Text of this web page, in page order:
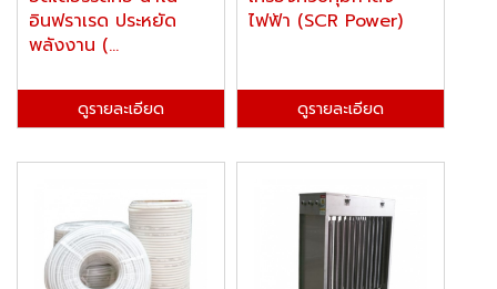
อินฟราเรด ประหยัด
พลังงาน (...
ดูรายละเอียด
ไฟฟ้า (SCR Power)
ดูรายละเอียด